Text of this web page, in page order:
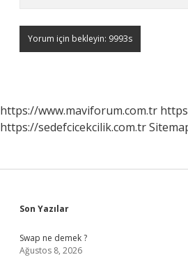
https://www.maviforum.com.tr
https://sedefcicekcilik.com.tr
Sidebar
Son Yazılar
Swap ne demek ?
Ağustos 8, 2026